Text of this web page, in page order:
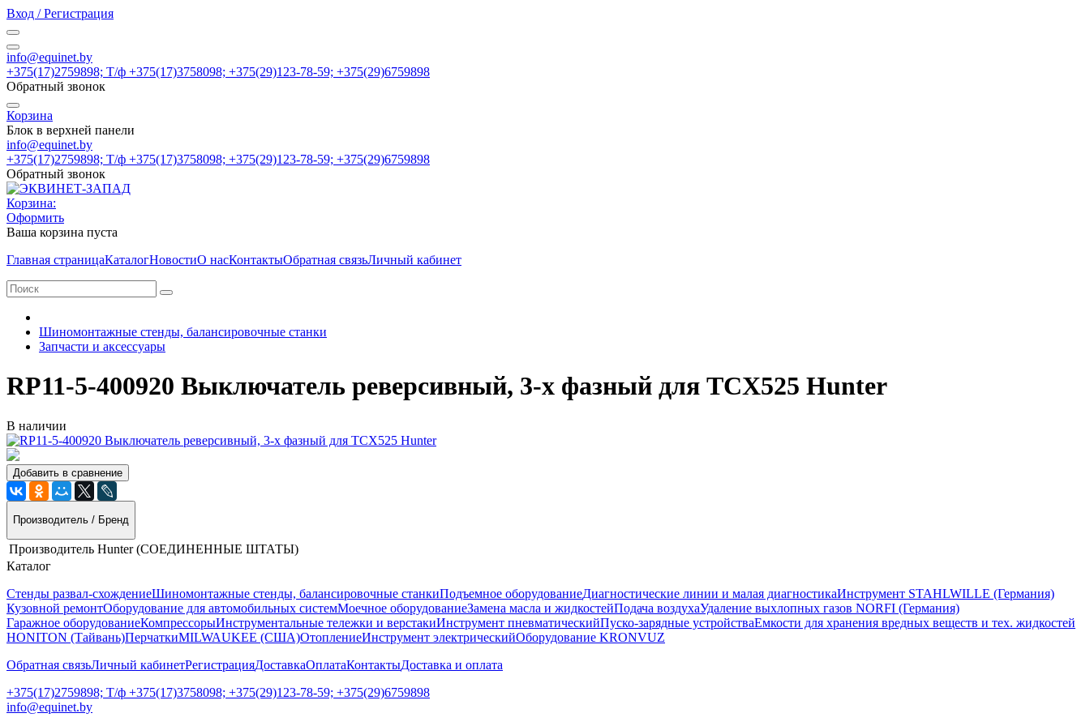
Вход / Регистрация
info@equinet.by
+375(17)2759898; Т/ф +375(17)3758098; +375(29)123-78-59; +375(29)6759898
Обратный звонок
Корзина
Блок в верхней панели
info@equinet.by
+375(17)2759898; Т/ф +375(17)3758098; +375(29)123-78-59; +375(29)6759898
Обратный звонок
Корзина:
Оформить
Ваша корзина пуста
Главная страницаКаталогНовостиО насКонтактыОбратная связьЛичный кабинет
Шиномонтажные стенды, балансировочные станки
Запчасти и аксессуары
RP11-5-400920 Выключатель реверсивный, 3-х фазный для TCX525 Hunter
В наличии
Добавить в сравнение
Производитель / Бренд
Производитель Hunter (СОЕДИНЕННЫЕ ШТАТЫ)
Каталог
Стенды развал-схождениеШиномонтажные стенды, балансировочные станкиПодъемное оборудованиеДиагностические линии и малая диагностикаИнструмент STAHLWILLE (Германия)
Кузовной ремонтОборудование для автомобильных системМоечное оборудованиеЗамена масла и жидкостейПодача воздухаУдаление выхлопных газов NORFI (Германия)
Гаражное оборудованиеКомпрессорыИнструментальные тележки и верстакиИнструмент пневматическийПуско-зарядные устройстваЕмкости для хранения вредных веществ и тех. жидкостей
HONITON (Тайвань)ПерчаткиMILWAUKEE (США)ОтоплениеИнструмент электрическийОборудование KRONVUZ
Обратная связьЛичный кабинетРегистрацияДоставкаОплатаКонтактыДоставка и оплата
+375(17)2759898; Т/ф +375(17)3758098; +375(29)123-78-59; +375(29)6759898
info@equinet.by